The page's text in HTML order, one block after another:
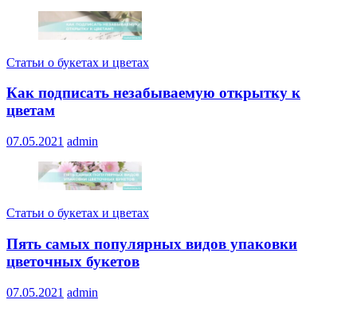
Статьи о букетах и цветах
Как подписать незабываемую открытку к
цветам
07.05.2021 admin
Статьи о букетах и цветах
Пять самых популярных видов упаковки
цветочных букетов
07.05.2021 admin